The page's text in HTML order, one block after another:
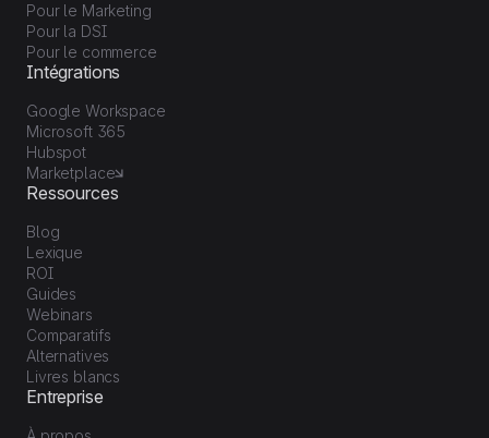
Pour le Marketing
Pour la DSI
Pour le commerce
Intégrations
Google Workspace
Microsoft 365
Hubspot
Marketplace
Ressources
Blog
Lexique
ROI
Guides
Webinars
Comparatifs
Alternatives
Livres blancs
Entreprise